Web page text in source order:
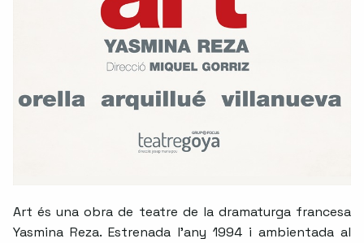
Art és una obra de teatre de la dramaturga francesa
Yasmina Reza. Estrenada l’any 1994 i ambientada al